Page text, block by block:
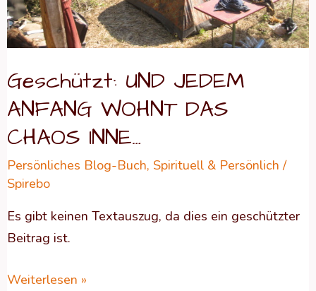
Geschützt: UND JEDEM
ANFANG WOHNT DAS
CHAOS INNE…
Persönliches Blog-Buch, Spirituell & Persönlich /
Spirebo
Es gibt keinen Textauszug, da dies ein geschützter
Beitrag ist.
Weiterlesen »